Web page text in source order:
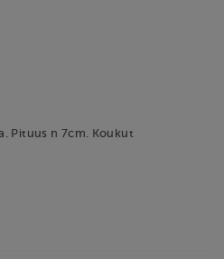
Pituus n 7cm. Koukut